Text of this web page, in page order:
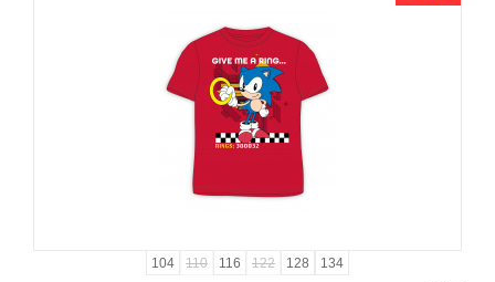
104 110 116 122 128 134